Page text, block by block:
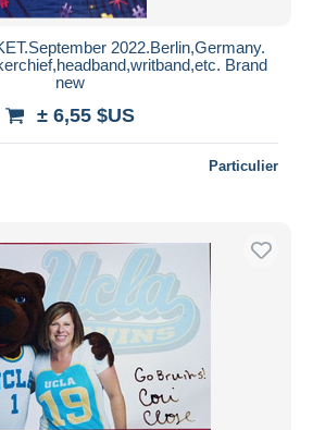
2022.Berlin,Germany.
Brand
new
± 6,55 $US
Particulier